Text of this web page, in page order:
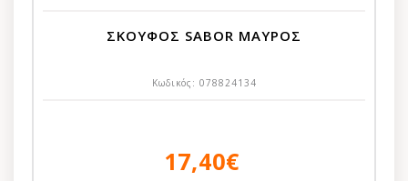
ΣΚΟΥΦΟΣ SABOR ΜΑΥΡΟΣ
Κωδικός: 078824134
17,40€